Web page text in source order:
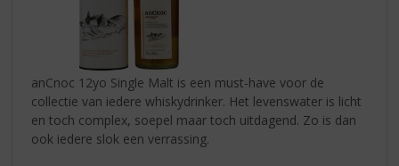
anCnoc 12yo Single Malt is een must-have voor de
collectie van iedere whiskydrinker. Het levenswater is licht
en toch complex, soepel maar toch uitdagend. Zo is dan
ook iedere slok een verrassing.